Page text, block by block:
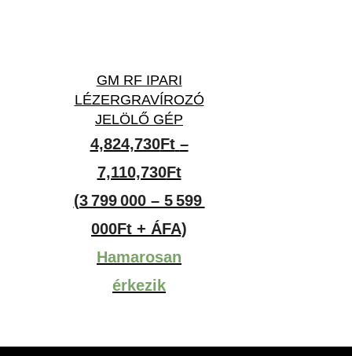
GM RF IPARI
LÉZERGRAVÍROZÓ
JELÖLŐ GÉP
4,824,730Ft –
7,110,730FtÁrtartomány:
4,824,730Ft
-
7,110,730Ft
(3 799 000 – 5 599
000Ft + ÁFA)
Hamarosan
érkezik